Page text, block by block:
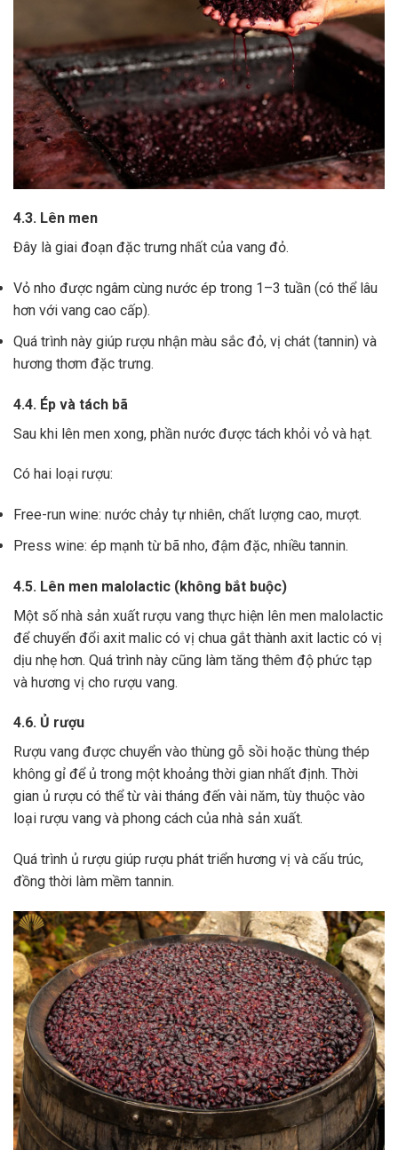
4.3. Lên men
Đây là giai đoạn đặc trưng nhất của vang đỏ.
Vỏ nho được ngâm cùng nước ép trong 1–3 tuần (có thể lâu
hơn với vang cao cấp).
Quá trình này giúp rượu nhận màu sắc đỏ, vị chát (tannin) và
hương thơm đặc trưng.
4.4. Ép và tách bã
Sau khi lên men xong, phần nước được tách khỏi vỏ và hạt.
Có hai loại rượu:
Free-run wine: nước chảy tự nhiên, chất lượng cao, mượt.
Press wine: ép mạnh từ bã nho, đậm đặc, nhiều tannin.
4.5. Lên men malolactic (không bắt buộc)
Một số nhà sản xuất rượu vang thực hiện lên men malolactic
để chuyển đổi axit malic có vị chua gắt thành axit lactic có vị
dịu nhẹ hơn. Quá trình này cũng làm tăng thêm độ phức tạp
và hương vị cho rượu vang.
4.6. Ủ rượu
Rượu vang được chuyển vào thùng gỗ sồi hoặc thùng thép
không gỉ để ủ trong một khoảng thời gian nhất định. Thời
gian ủ rượu có thể từ vài tháng đến vài năm, tùy thuộc vào
loại rượu vang và phong cách của nhà sản xuất.
Quá trình ủ rượu giúp rượu phát triển hương vị và cấu trúc,
đồng thời làm mềm tannin.